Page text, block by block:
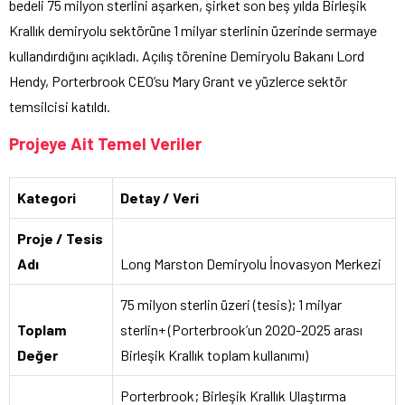
bedeli 75 milyon sterlini aşarken, şirket son beş yılda Birleşik
Krallık demiryolu sektörüne 1 milyar sterlinin üzerinde sermaye
kullandırdığını açıkladı. Açılış törenine Demiryolu Bakanı Lord
Hendy, Porterbrook CEO’su Mary Grant ve yüzlerce sektör
temsilcisi katıldı.
Projeye Ait Temel Veriler
Kategori Detay / Veri
Proje / Tesis
Adı
Long Marston Demiryolu İnovasyon Merkezi
Toplam
Değer
75 milyon sterlin üzeri (tesis); 1 milyar
sterlin+ (Porterbrook’un 2020-2025 arası
Birleşik Krallık toplam kullanımı)
Porterbrook; Birleşik Krallık Ulaştırma